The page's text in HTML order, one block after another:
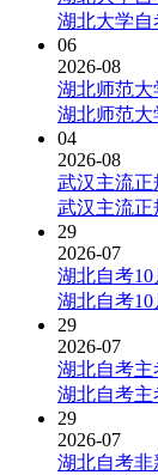
湖北大学自
06
2026-08
湖北师范大
湖北师范大
04
2026-08
武汉主流
武汉主流
29
2026-07
湖北自考10
湖北自考10
29
2026-07
湖北自考主
湖北自考主
29
2026-07
湖北自考非